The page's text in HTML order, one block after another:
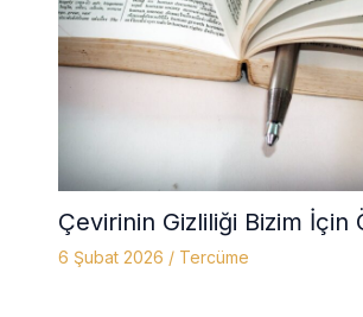
Çevirinin Gizliliği Bizim İçin
6 Şubat 2026 / Tercüme